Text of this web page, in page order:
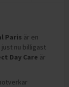
Paris är en
just nu billigast
Day Care är